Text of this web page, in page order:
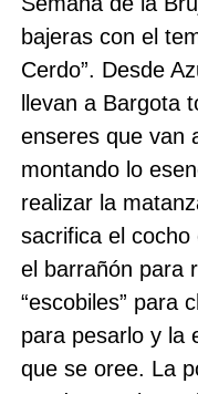
bajeras con el
Cerdo”. Desde
llevan a Bargota
enseres que van
montando lo
realizar la
sacrifica el
el barrañón para
“escobiles” para
para pesarlo y la
que se oree. La